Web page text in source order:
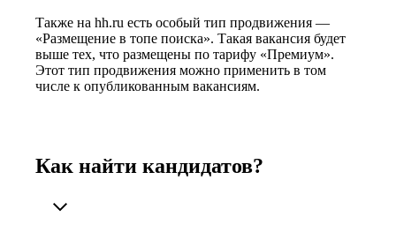
Также на hh.ru есть особый тип продвижения —
«Размещение в топе поиска». Такая вакансия будет
выше тех, что размещены по тарифу «Премиум».
Этот тип продвижения можно применить в том
числе к опубликованным вакансиям.
Как найти кандидатов?